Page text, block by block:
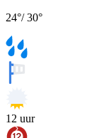
24°/30°
12 uur